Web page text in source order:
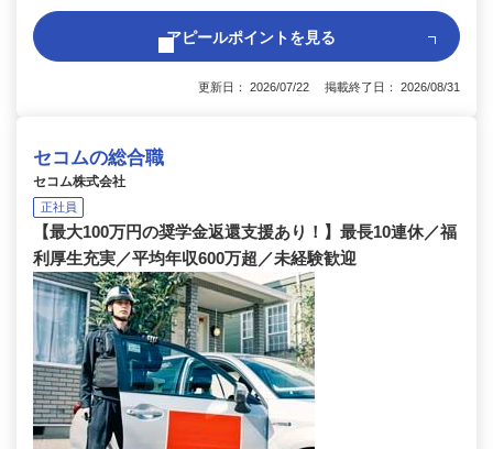
アピールポイントを見る
更新日： 2026/07/22 掲載終了日： 2026/08/31
セコムの総合職
セコム株式会社
正社員
【最大100万円の奨学金返還支援あり！】最長10連休／福
利厚生充実／平均年収600万超／未経験歓迎